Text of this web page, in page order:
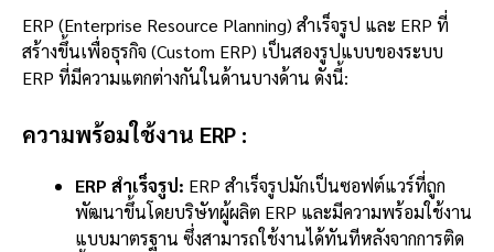
ERP (Enterprise Resource Planning) สำเร็จรูป และ ERP ที่
สร้างขึ้นเพื่อธุรกิจ (Custom ERP) เป็นสองรูปแบบของระบบ
ERP ที่มีความแตกต่างกันในด้านบางด้าน ดังนี้:
ความพร้อมใช้งาน ERP :
ERP สำเร็จรูป: ERP สำเร็จรูปมักเป็นซอฟต์แวร์ที่ถูก
พัฒนาขึ้นโดยบริษัทผู้ผลิต ERP และมีความพร้อมใช้งาน
แบบมาตรฐาน ซึ่งสามารถใช้งานได้ทันทีหลังจากการติด